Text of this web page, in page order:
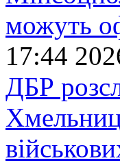
можуть
17:44
ДБР